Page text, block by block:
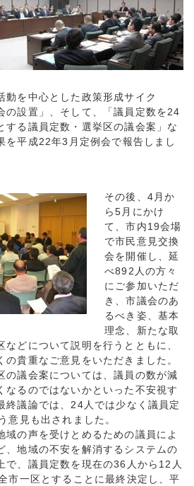
動を中心とした政策形成サイク
の設置」、そして、「議員定数を24
する議員定数・選挙区の議会案」な
を平成22年3月定例会で報告しまし
その後、4月か
ら5月にかけ
て、市内19会場
で市民意見交換
会を開催し、延
べ892人の方々
にご参加いただ
き、市議会のあ
るべき姿、基本
理念、新たな取
などについて説明を行うとともに、
の貴重なご意見をいただきました。
の議会案については、議員の数が減
なるのではないかといった不安視す
終議論では、24人では少なく議員定
意見も出されました。
域の声を受けとめるための議員によ
、地域の不安を解消するシステムの
で、議員定数を現在の36人から12人
市一区とすることに最終決定し、平